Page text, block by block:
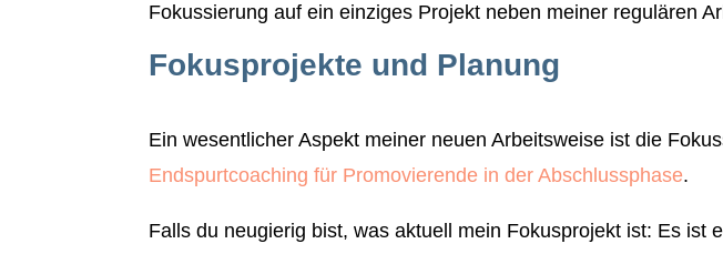
Fokussierung auf ein einziges Projekt neben meiner regulären
Fokusprojekte und Planung
Ein wesentlicher Aspekt meiner neuen Arbeitsweise ist die
Endspurtcoaching für Promovierende in der Abschlussphase.
Falls du neugierig bist, was aktuell mein Fokusprojekt ist: Es